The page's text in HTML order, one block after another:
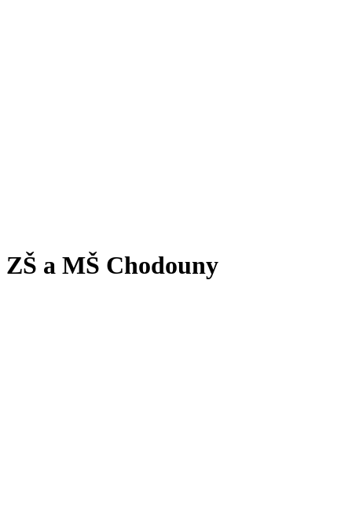
ZŠ a MŠ Chodouny